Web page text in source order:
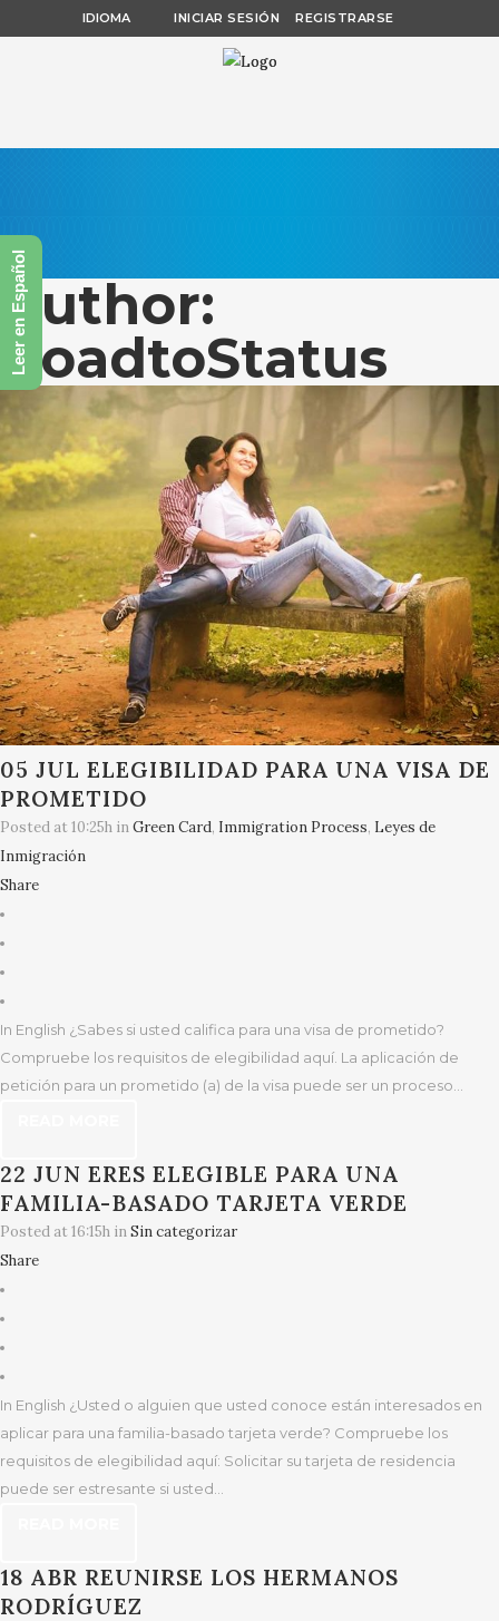
IDIOMA INICIAR SESIÓN REGISTRARSE
Author:
RoadtoStatus
05 JUL ELEGIBILIDAD PARA UNA VISA DE
PROMETIDO
Posted at 10:25h inGreen Card, Immigration Process, Leyes de
Inmigración
Share
In English ¿Sabes si usted califica para una visa de prometido?
Compruebe los requisitos de elegibilidad aquí. La aplicación de
petición para un prometido (a) de la visa puede ser un proceso...
22 JUN ERES ELEGIBLE PARA UNA
FAMILIA-BASADO TARJETA VERDE
Posted at 16:15h inSin categorizar
Share
In English ¿Usted o alguien que usted conoce están interesados en
aplicar para una familia-basado tarjeta verde? Compruebe los
requisitos de elegibilidad aquí: Solicitar su tarjeta de residencia
puede ser estresante si usted...
18 ABR REUNIRSE LOS HERMANOS
RODRÍGUEZ
Leer en Español